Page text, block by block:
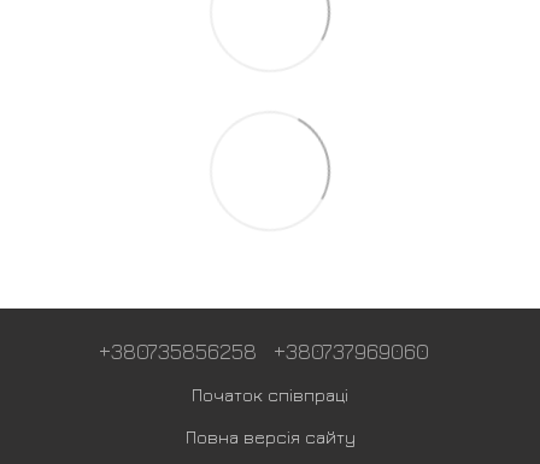
+380735856258 +380737969060
Початок співпраці
Повна версія сайту